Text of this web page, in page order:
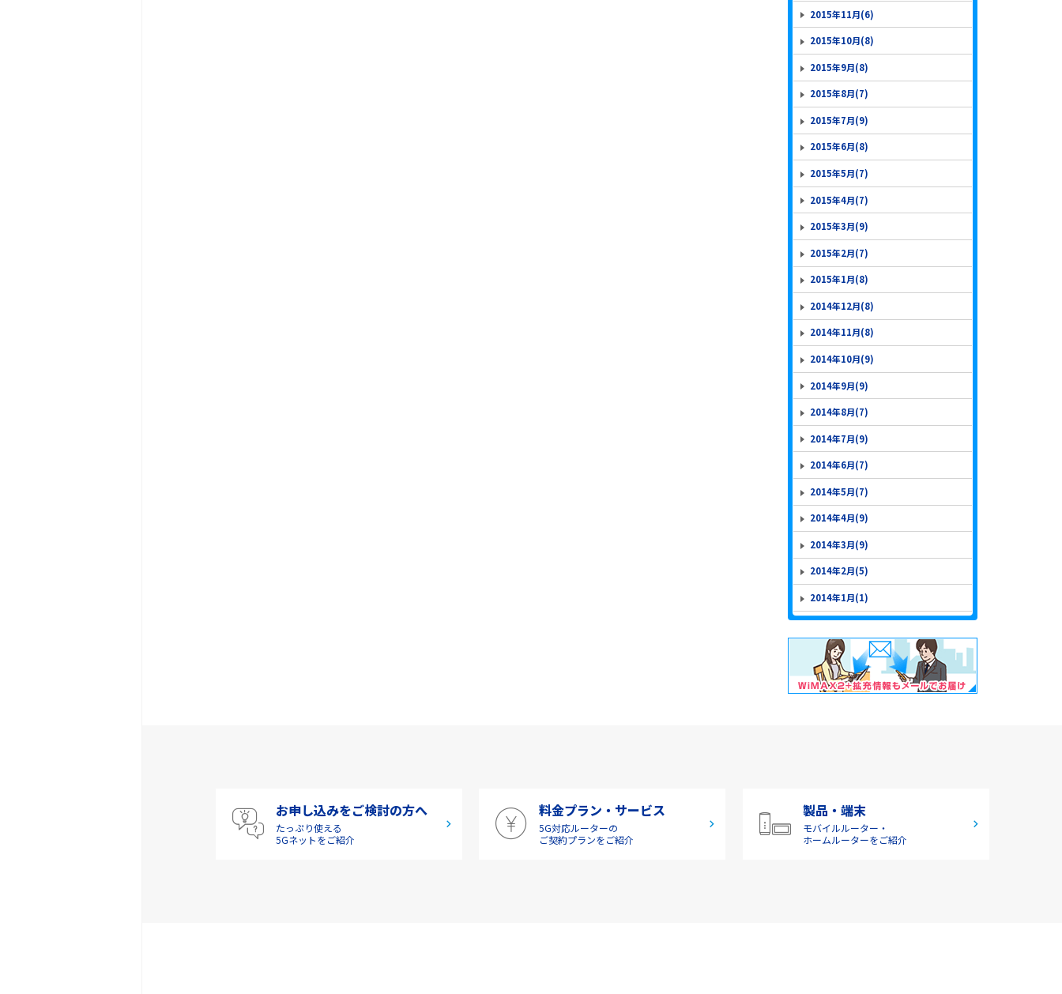
2015年11月(6)
2015年10月(8)
2015年9月(8)
2015年8月(7)
2015年7月(9)
2015年6月(8)
2015年5月(7)
2015年4月(7)
2015年3月(9)
2015年2月(7)
2015年1月(8)
2014年12月(8)
2014年11月(8)
2014年10月(9)
2014年9月(9)
2014年8月(7)
2014年7月(9)
2014年6月(7)
2014年5月(7)
2014年4月(9)
2014年3月(9)
2014年2月(5)
2014年1月(1)
お申し込みをご検討の方へ
たっぷり使える
5Gネットをご紹介
料金プラン・サービス
5G対応ルーターの
ご契約プランをご紹介
製品・端末
モバイルルーター・
ホームルーターをご紹介